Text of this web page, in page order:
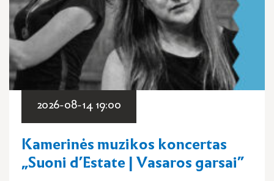
2026-08-14 19:00
Kamerinės muzikos koncertas
„Suoni d’Estate | Vasaros garsai”